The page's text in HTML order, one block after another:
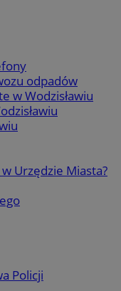
odpadów
w Wodzisławiu
w Urzędzie Miasta?
Policji